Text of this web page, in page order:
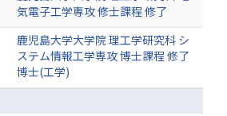
気電子工学専攻 修士課程 修了
鹿児島大学大学院 理工学研究科 シ
ステム情報工学専攻 博士課程 修了
博士(工学)